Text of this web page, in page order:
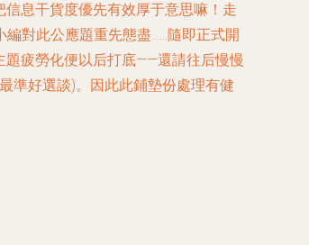
息干貨度優先有效厚于意思嘛！走
對此公應題重先態盡……隨即正式開
疲勞化便以后打底——還請往后慢慢
準好選談)。因此此鋪墊份處理有健